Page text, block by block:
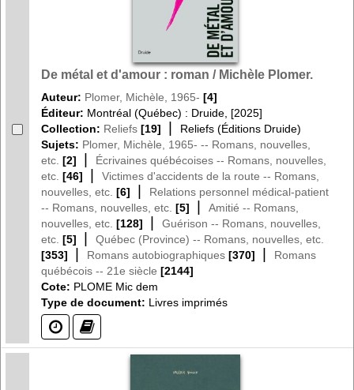
De métal et d'amour : roman / Michèle Plomer.
Auteur: Plomer, Michèle, 1965- [4]
Éditeur: Montréal (Québec) : Druide, [2025]
Collection: Reliefs [19] |
Reliefs (Éditions Druide)
Sujets: Plomer, Michèle, 1965- -- Romans, nouvelles,
etc. [2] |
Écrivaines québécoises -- Romans, nouvelles,
etc. [46] |
Victimes d'accidents de la route -- Romans,
nouvelles, etc. [6] |
Relations personnel médical-patient
-- Romans, nouvelles, etc. [5] |
Amitié -- Romans,
nouvelles, etc. [128] |
Guérison -- Romans, nouvelles,
etc. [5] |
Québec (Province) -- Romans, nouvelles, etc.
[353]
| Romans autobiographiques [370] |
Romans
québécois -- 21e siècle [2144]
Cote: PLOME Mic dem
Type de document: Livres imprimés
(?) (?)